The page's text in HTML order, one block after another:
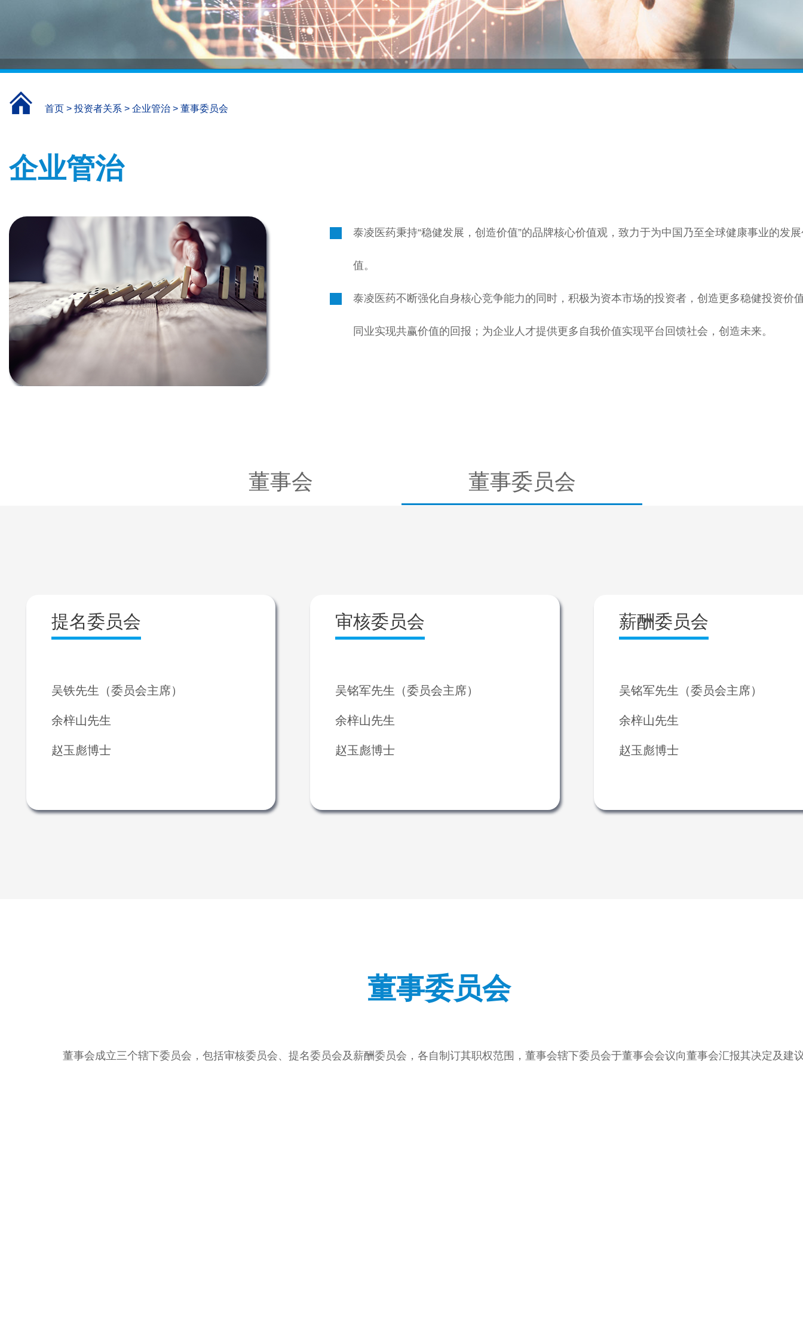
首页 > 投资者关系 > 企业管治 > 董事委员会
企业管治
泰凌医药秉持“稳健发展，创造价值”的品牌核心价值观，致力于为中国乃至全球健康事业的发
值。
泰凌医药不断强化自身核心竞争能力的同时，积极为资本市场的投资者，创造更多稳健投资价
同业实现共赢价值的回报；为企业人才提供更多自我价值实现平台回馈社会，创造未来。
董事会 董事委员会
提名委员会
吴铁先生（委员会主席）
余梓山先生
赵玉彪博士
审核委员会
吴铭军先生（委员会主席）
余梓山先生
赵玉彪博士
薪酬委员会
吴铭军先生（委员会主席）
余梓山先生
赵玉彪博士
董事委员会
董事会成立三个辖下委员会，包括审核委员会、提名委员会及薪酬委员会，各自制订其职权范围，董事会辖下委员会于董事会会议向董事会汇报其决定及建